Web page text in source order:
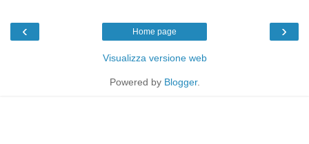
‹ ›
Home page
Visualizza versione web
Powered by Blogger.